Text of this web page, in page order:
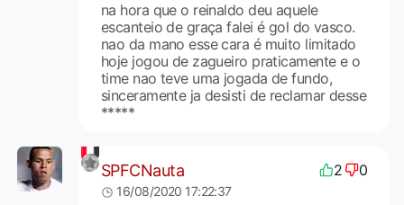
na hora que o reinaldo deu aquele
escanteio de graça falei é gol do vasco.
nao da mano esse cara é muito limitado
hoje jogou de zagueiro praticamente e o
time nao teve uma jogada de fundo,
sinceramente ja desisti de reclamar desse
*****
SPFCNauta 2 0
16/08/2020 17:22:37